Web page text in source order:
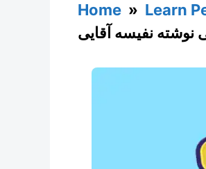
Home » Learn
نفیسه آقایی